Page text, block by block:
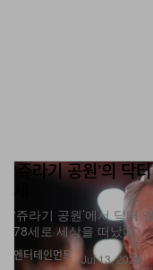
엔터테인먼트
‘쥬라기 공원’의
‘쥬라기 공원’에서 닥터
78세로 세상을 떠났다.
Jul 13, 2026